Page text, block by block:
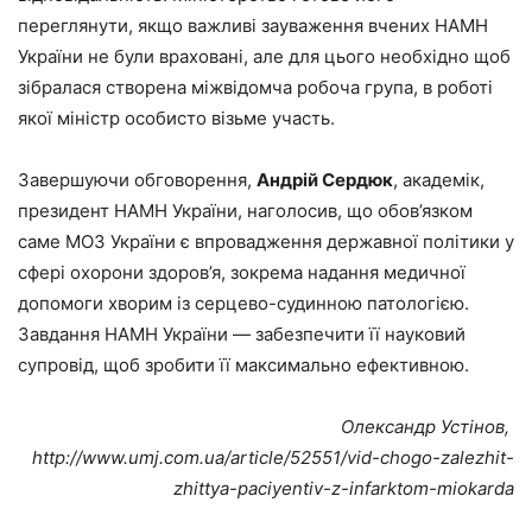
переглянути, якщо важливі зауваження вчених НАМН
України не були враховані, але для цього необхідно щоб
зібралася створена міжвідомча робоча група, в роботі
якої міністр особисто візьме участь.
Завершуючи обговорення, Андрій Сердюк, академік,
президент НАМН України, наголосив, що обов’язком
саме МОЗ України є впровадження державної політики у
сфері охорони здоров’я, зокрема надання медичної
допомоги хворим із серцево-­судинною патологією.
Завдання НАМН України — забезпечити її науковий
супровід, щоб зробити її максимально ефективною.
Олександр Устінов,
http://www.umj.com.ua/article/52551/vid-chogo-zalezhit-
zhittya-paciyentiv-z-infarktom-miokarda